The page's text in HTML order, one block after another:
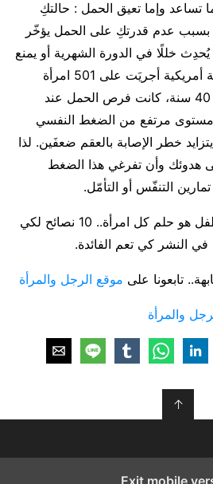
تساعد وإما تعيق الحمل : حالتكِ
بسبب عدم قدرتكِ على الحمل يؤخّر
خللًا في الدورة الشهرية أو يمنع
الإباضة كلّيًا. بحسب دراسة أمريكية أجريَت على 501 امرأة
تتراوح أعمارهنّ بين 18 و 40 سنة، كانت فرص الحمل عند
مستوى مرتفع من الضغط النفسي
29% كما يتزايد خطر الإصابة بالعقم ضعفَين. لذا
هدوئك وأن تفرغي هذا الضغط
التنفّس أو التأمّل.
إذا وجدتم مقال “انجاب طفل هو حلم كل امرأة.. 10 نصائح لكي
في النشر كي تعم الفائدة.
تابعونا على موقع الرجل والمرأة
والمرأة
↑